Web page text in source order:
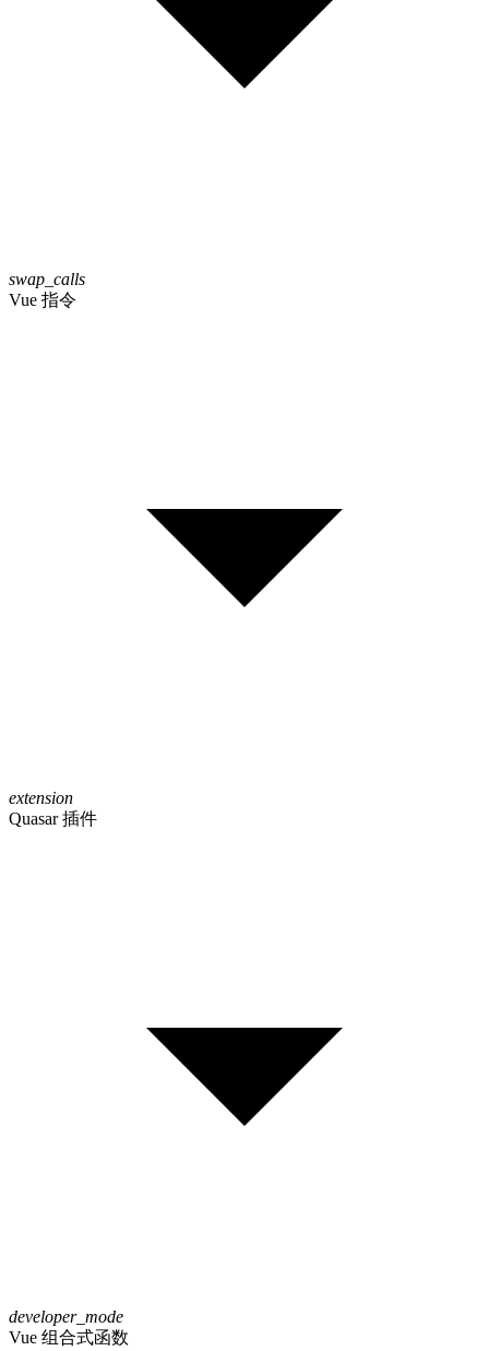
swap_calls
Vue 指令
extension
Quasar 插件
developer_mode
Vue 组合式函数